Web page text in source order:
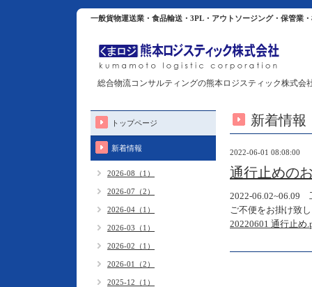
一般貨物運送業・食品輸送・3PL・アウトソージング・保管業
総合物流コンサルティングの熊本ロジスティック株式会
新着情報
2022-06-01 08:08:00
通行止めの
2022-06.02~06.09
ご不便をお掛け致
20220601 通行止め
トップページ
新着情報
2026-08（1）
2026-07（2）
2026-04（1）
2026-03（1）
2026-02（1）
2026-01（2）
2025-12（1）